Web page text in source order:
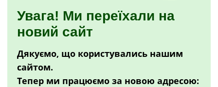
Увага! Ми переїхали на
новий сайт
Дякуємо, що користувались нашим
сайтом.
Тепер ми працюємо за новою адресою: